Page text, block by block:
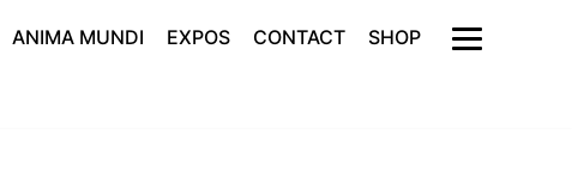
ANIMA MUNDI EXPOS CONTACT SHOP